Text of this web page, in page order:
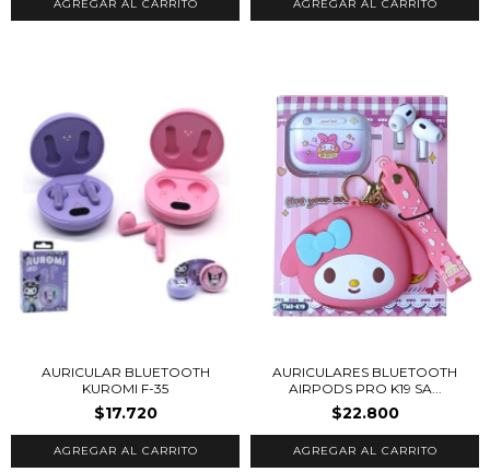
AURICULAR BLUETOOTH
KUROMI F-35
$17.720
AGREGAR AL CARRITO
AURICULARES BLUETOOTH
AIRPODS PRO K19 SA...
$22.800